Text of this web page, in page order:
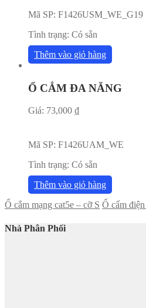
Mã SP: F1426USM_WE_G19
Tình trạng: Có sẵn
Thêm vào giỏ hàng
Ổ CẮM ĐA NĂNG
Giá: 73,000 ₫
Mã SP: F1426UAM_WE
Tình trạng: Có sẵn
Thêm vào giỏ hàng
Ổ cắm mạng cat5e – cỡ S Ổ cấm
Nhà Phân Phối